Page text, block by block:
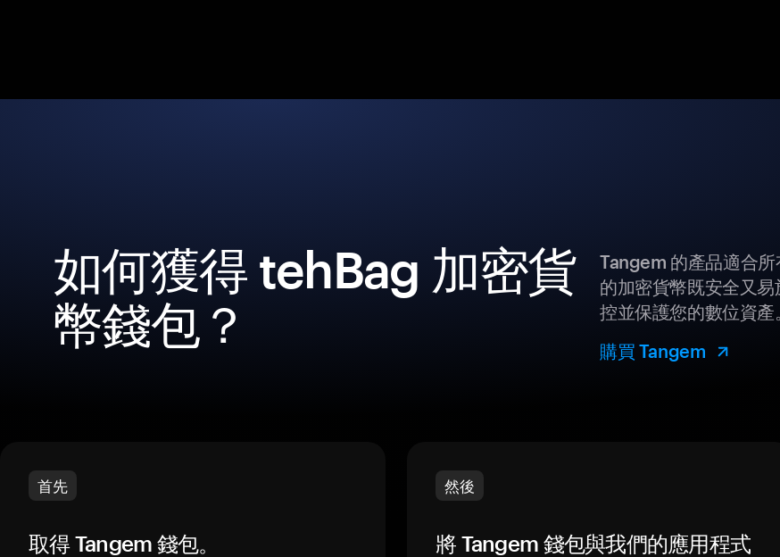
如何獲得 tehBag 加密貨
幣錢包？
Tangem 的產品適合
的加密貨幣既安全又
控並保護您的數位資產
購買 Tangem
首先
取得 Tangem 錢包。
然後
將 Tangem 錢包與我們的應用程式